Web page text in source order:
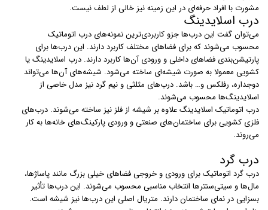
مشورت با افراد حرفه‌ای در این زمینه نیز خالی از لطف نیست.
درب اسلایدینگ
می‌توان گفت این درب‌ها جزو کاربردی‌ترین نمونه‌های درب اتوماتیک
محسوب می‌شوند که برای فضاهای مختلف کاربرد دارند. این درب‌ها برای
پارتیشن‌بندی فضاهای داخلی و ورودی آن‌ها کاربرد دارند. درب‌ اسلایدینگ یا
کشویی معمولا به صورت شیشه‌ای ساخته می‌شود. شیشه‌های آن‌ها می‌تواند
دوجداره، رفلکس و… باشد. درب‌های مثلثی و نیم گرد نیز مدل خاصی از
اسلایدینگ‌ها محسوب می‌شوند.
درب‌ اتوماتیک اسلایدینگ علاوه بر شیشه از فلز نیز ساخته می‌شوند. درب‌های
فلزی کشویی برای ساختمان‌های صنعتی و ورودی پارکینگ‌های خانه‌ها به کار
می‌روند.
درب گرد
درب‌ گرد اتوماتیک برای ورودی و خروجی فضاهای خیلی بزرگ مانند پاساژ‌ها،
مال‌ها و سیتی‌سنترها انتخاب مناسبی محسوب می‌شوند. این درب‌ها تأثیر
بسزایی در نمای ساختمان دارند. متریال اصلی این درب‌ها نیز شیشه است.